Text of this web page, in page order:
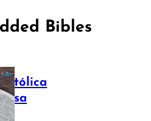
Bibles